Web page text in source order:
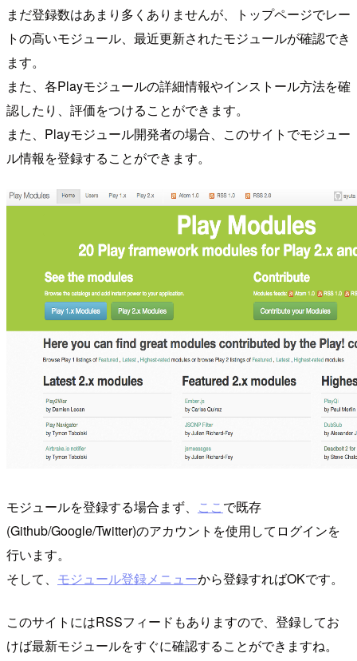
まだ登録数はあまり多くありませんが、トップページでレー
トの高いモジュール、最近更新されたモジュールが確認でき
ます。
また、各Playモジュールの詳細情報やインストール方法を確
認したり、評価をつけることができます。
また、Playモジュール開発者の場合、このサイトでモジュー
ル情報を登録することができます。
モジュールを登録する場合まず、 ここで既存
(Github/Google/Twitter)のアカウントを使用してログインを
行います。
そして、 モジュール登録メニューから登録すればOKです。
このサイトにはRSSフィードもありますので、登録してお
けば最新モジュールをすぐに確認することができますね。